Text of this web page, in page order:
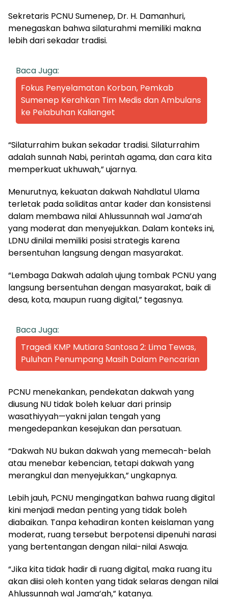
Sekretaris PCNU Sumenep, Dr. H. Damanhuri,
menegaskan bahwa silaturahmi memiliki makna
lebih dari sekadar tradisi.
Baca Juga:
Fokus Penyelamatan Korban, Pemkab
Sumenep Kerahkan Tim Medis dan Ambulans
ke Pelabuhan Kalianget
“Silaturrahim bukan sekadar tradisi. Silaturrahim
adalah sunnah Nabi, perintah agama, dan cara kita
memperkuat ukhuwah,” ujarnya.
Menurutnya, kekuatan dakwah Nahdlatul Ulama
terletak pada soliditas antar kader dan konsistensi
dalam membawa nilai Ahlussunnah wal Jama’ah
yang moderat dan menyejukkan. Dalam konteks ini,
LDNU dinilai memiliki posisi strategis karena
bersentuhan langsung dengan masyarakat.
“Lembaga Dakwah adalah ujung tombak PCNU yang
langsung bersentuhan dengan masyarakat, baik di
desa, kota, maupun ruang digital,” tegasnya.
Baca Juga:
Tragedi KMP Mutiara Santosa 2: Lima Tewas,
Puluhan Penumpang Masih Dalam Pencarian
PCNU menekankan, pendekatan dakwah yang
diusung NU tidak boleh keluar dari prinsip
wasathiyyah—yakni jalan tengah yang
mengedepankan kesejukan dan persatuan.
“Dakwah NU bukan dakwah yang memecah-belah
atau menebar kebencian, tetapi dakwah yang
merangkul dan menyejukkan,” ungkapnya.
Lebih jauh, PCNU mengingatkan bahwa ruang digital
kini menjadi medan penting yang tidak boleh
diabaikan. Tanpa kehadiran konten keislaman yang
moderat, ruang tersebut berpotensi dipenuhi narasi
yang bertentangan dengan nilai-nilai Aswaja.
“Jika kita tidak hadir di ruang digital, maka ruang itu
akan diisi oleh konten yang tidak selaras dengan nilai
Ahlussunnah wal Jama’ah,” katanya.